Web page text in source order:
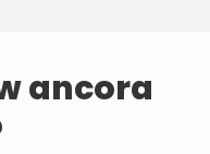
ancora